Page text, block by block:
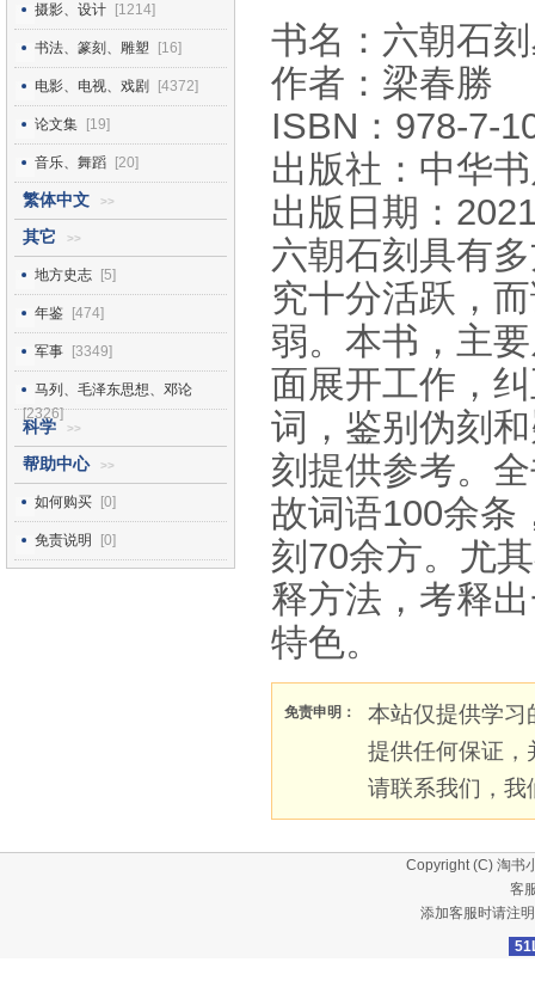
摄影、设计 [1214]
书法、篆刻、雕塑 [16]
电影、电视、戏剧 [4372]
论文集 [19]
音乐、舞蹈 [20]
繁体中文 >>
其它 >>
地方史志 [5]
年鉴 [474]
军事 [3349]
马列、毛泽东思想、邓论
[2326]
科学 >>
帮助中心 >>
如何购买 [0]
免责说明 [0]
书名：六朝石
作者：梁春勝
ISBN：978-7-
出版社：中华
出版日期：
六朝石刻具有
究十分活跃，
弱。本书，主
面展开工作，
词，鉴别伪刻
刻提供参考。
故词语100余条
刻70余方。尤
释方法，考释
特色。
免责申明：
本站仅提供学习
提供任何保证，
请联系我们，我
Copyright (C) 淘书
客
添加客服时请注